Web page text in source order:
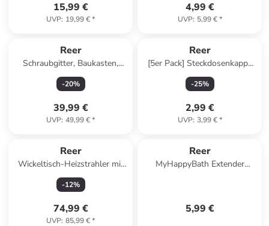
15,99 €
UVP: 19,99 €*
4,99 €
UVP: 5,99 €*
Reer
Schraubgitter, Baukasten,
schwarz in Schwarz ab 12
Monate
-20%
39,99 €
UVP: 49,99 €*
Reer
[5er Pack] Steckdosenkappe
Transparent in Transparent ab
0 Monate
-25%
2,99 €
UVP: 3,99 €*
Reer
Wickeltisch-Heizstrahler mit
Ständer in Schwarz ab 0
Monate
-12%
74,99 €
UVP: 85,99 €*
Reer
MyHappyBath Extender
5,99 €